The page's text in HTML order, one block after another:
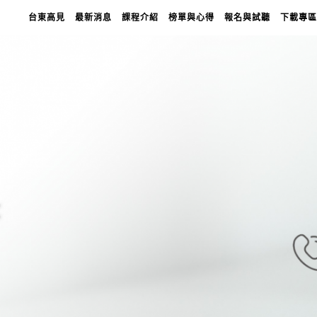
台東高見 最新消息 課程介紹 榜單與心得 報名與試聽 下載專區